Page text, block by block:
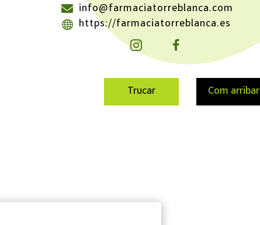
info@farmaciatorreblanca.com
https://farmaciatorreblanca.es
Trucar Com arribar